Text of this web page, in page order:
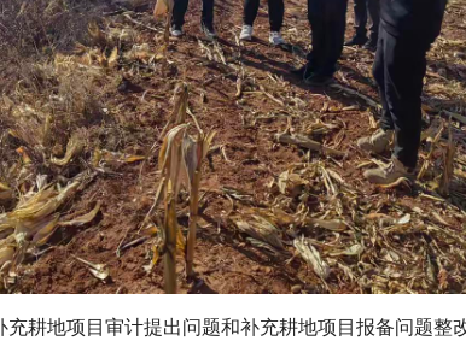
地项目审计提出问题和补充耕地项目报备问题整